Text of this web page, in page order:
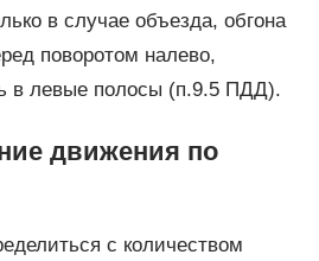
в случае объезда, обгона
поворотом налево,
в левые полосы (п.9.5 ПДД).
движения по
с количеством